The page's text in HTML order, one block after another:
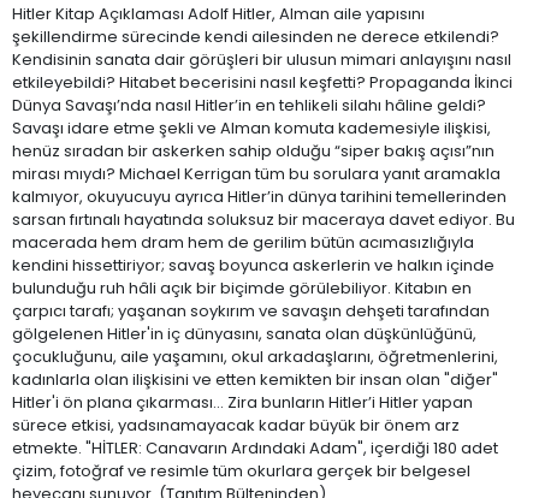
Hitler Kitap Açıklaması Adolf Hitler, Alman aile yapısını
şekillendirme sürecinde kendi ailesinden ne derece etkilendi?
Kendisinin sanata dair görüşleri bir ulusun mimari anlayışını nasıl
etkileyebildi? Hitabet becerisini nasıl keşfetti? Propaganda İkinci
Dünya Savaşı’nda nasıl Hitler’in en tehlikeli silahı hâline geldi?
Savaşı idare etme şekli ve Alman komuta kademesiyle ilişkisi,
henüz sıradan bir askerken sahip olduğu “siper bakış açısı”nın
mirası mıydı? Michael Kerrigan tüm bu sorulara yanıt aramakla
kalmıyor, okuyucuyu ayrıca Hitler’in dünya tarihini temellerinden
sarsan fırtınalı hayatında soluksuz bir maceraya davet ediyor. Bu
macerada hem dram hem de gerilim bütün acımasızlığıyla
kendini hissettiriyor; savaş boyunca askerlerin ve halkın içinde
bulunduğu ruh hâli açık bir biçimde görülebiliyor. Kitabın en
çarpıcı tarafı; yaşanan soykırım ve savaşın dehşeti tarafından
gölgelenen Hitler'in iç dünyasını, sanata olan düşkünlüğünü,
çocukluğunu, aile yaşamını, okul arkadaşlarını, öğretmenlerini,
kadınlarla olan ilişkisini ve etten kemikten bir insan olan "diğer"
Hitler'i ön plana çıkarması... Zira bunların Hitler’i Hitler yapan
sürece etkisi, yadsınamayacak kadar büyük bir önem arz
etmekte. "HİTLER: Canavarın Ardındaki Adam", içerdiği 180 adet
çizim, fotoğraf ve resimle tüm okurlara gerçek bir belgesel